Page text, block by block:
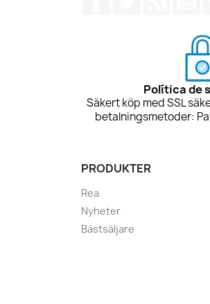
Política de
Säkert köp med SSL
betalningsmetoder:
PRODUKTER
Rea
Nyheter
Bästsäljare